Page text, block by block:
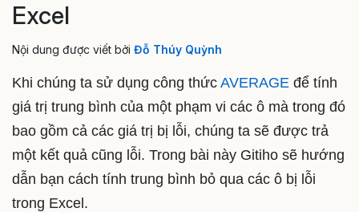
Excel
Nội dung được viết bởi Đỗ Thúy Quỳnh
Khi chúng ta sử dụng công thức AVERAGE để tính
giá trị trung bình của một phạm vi các ô mà trong đó
bao gồm cả các giá trị bị lỗi, chúng ta sẽ được trả
một kết quả cũng lỗi. Trong bài này Gitiho sẽ hướng
dẫn bạn cách tính trung bình bỏ qua các ô bị lỗi
trong Excel.